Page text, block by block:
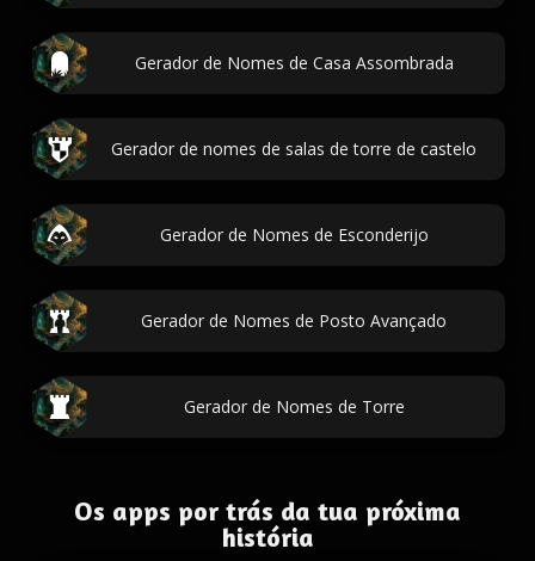
Gerador de Nomes de Casa Assombrada
Gerador de nomes de salas de torre de castelo
Gerador de Nomes de Esconderijo
Gerador de Nomes de Posto Avançado
Gerador de Nomes de Torre
Os apps por trás da tua próxima
história